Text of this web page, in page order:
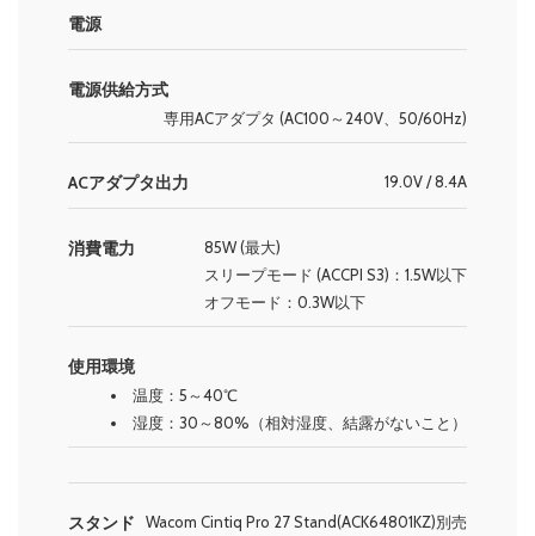
電源
電源供給方式
専用ACアダプタ (AC100～240V、50/60Hz)
ACアダプタ出力 19.0V / 8.4A
消費電力
85W (最大)
スリープモード (ACCPI S3)：1.5W以下
オフモード：0.3W以下
使用環境
温度：5～40℃
湿度：30～80%（相対湿度、結露がないこと）
スタンド Wacom Cintiq Pro 27 Stand(ACK64801KZ)別売